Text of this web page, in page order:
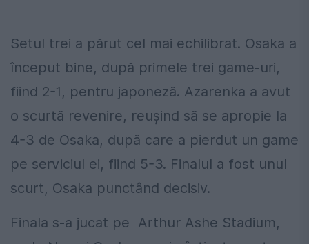
Setul trei a părut cel mai echilibrat. Osaka a
început bine, după primele trei game-uri,
fiind 2-1, pentru japoneză. Azarenka a avut
o scurtă revenire, reușind să se apropie la
4-3 de Osaka, după care a pierdut un game
pe serviciul ei, fiind 5-3. Finalul a fost unul
scurt, Osaka punctând decisiv.
Finala s-a jucat pe Arthur Ashe Stadium,